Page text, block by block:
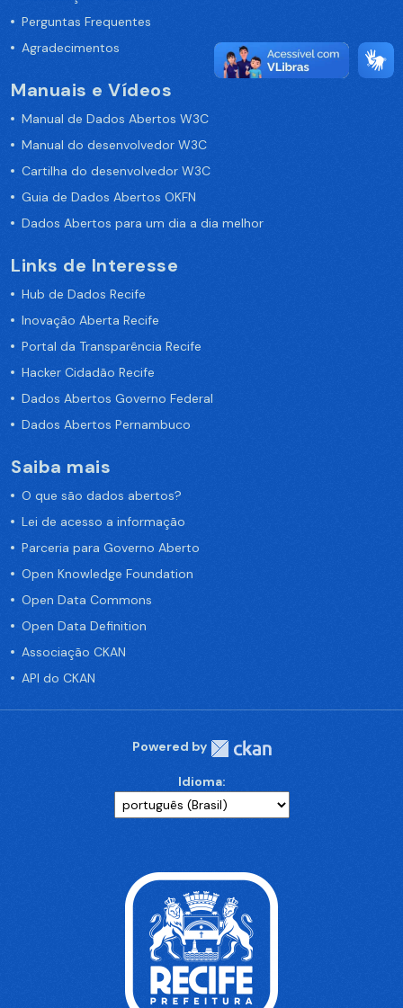
Perguntas Frequentes
Agradecimentos
Manuais e Vídeos
Manual de Dados Abertos W3C
Manual do desenvolvedor W3C
Cartilha do desenvolvedor W3C
Guia de Dados Abertos OKFN
Dados Abertos para um dia a dia melhor
Links de Interesse
Hub de Dados Recife
Inovação Aberta Recife
Portal da Transparência Recife
Hacker Cidadão Recife
Dados Abertos Governo Federal
Dados Abertos Pernambuco
Saiba mais
O que são dados abertos?
Lei de acesso a informação
Parceria para Governo Aberto
Open Knowledge Foundation
Open Data Commons
Open Data Definition
Associação CKAN
API do CKAN
Powered by
Idioma